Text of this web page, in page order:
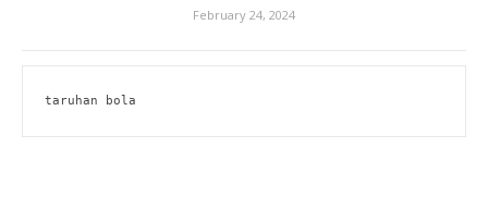
February 24, 2024
taruhan bola